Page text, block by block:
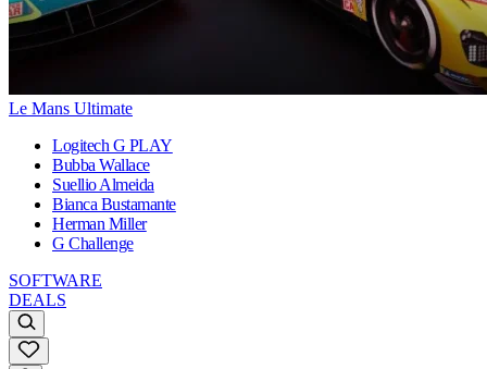
Le Mans Ultimate
Logitech G PLAY
Bubba Wallace
Suellio Almeida
Bianca Bustamante
Herman Miller
G Challenge
SOFTWARE
DEALS